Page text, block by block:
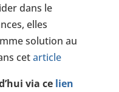
dans le
elles
solution au
cetarticle
via celien